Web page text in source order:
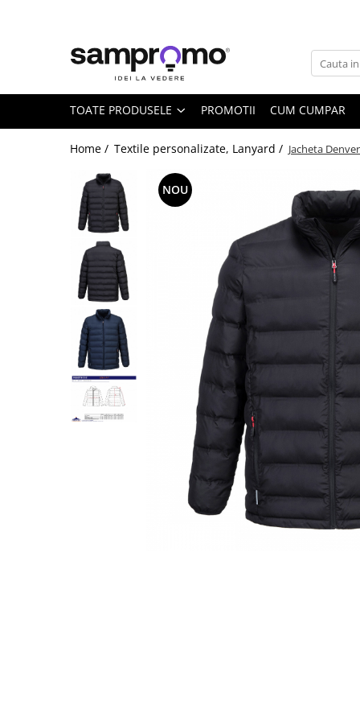
Toate Produsele
Agende datate
Agende nedatate
Agende saptamanale
Calendare personalizate
Calendare de perete
Calendare de birou
Calendare triptice
Instrumente de scris personalizate
Pixuri plastic personalizate
Pixuri metalice personalizate
Pixuri ecologice personalizate
Creioane personalizate
Seturi si Cutii intrumente de scris
personalizate
TOATE PRODUSELE PROMOTII CUM CUMPAR
Home / Textile personalizate, Lanyard / Jacheta
NOU